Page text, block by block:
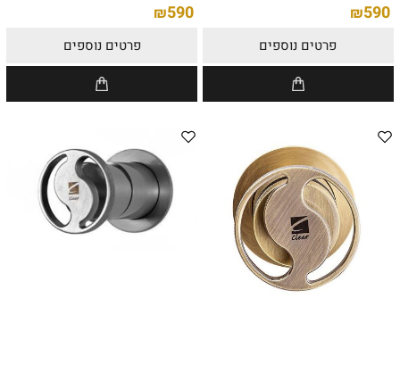
₪590
פרטים נוספים
₪590
פרטים נוספים